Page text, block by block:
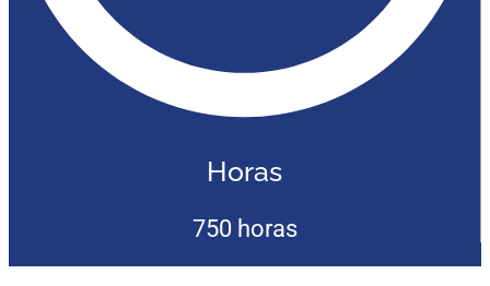
Horas
750 horas